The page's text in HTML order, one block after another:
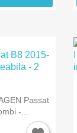
Passat
-...